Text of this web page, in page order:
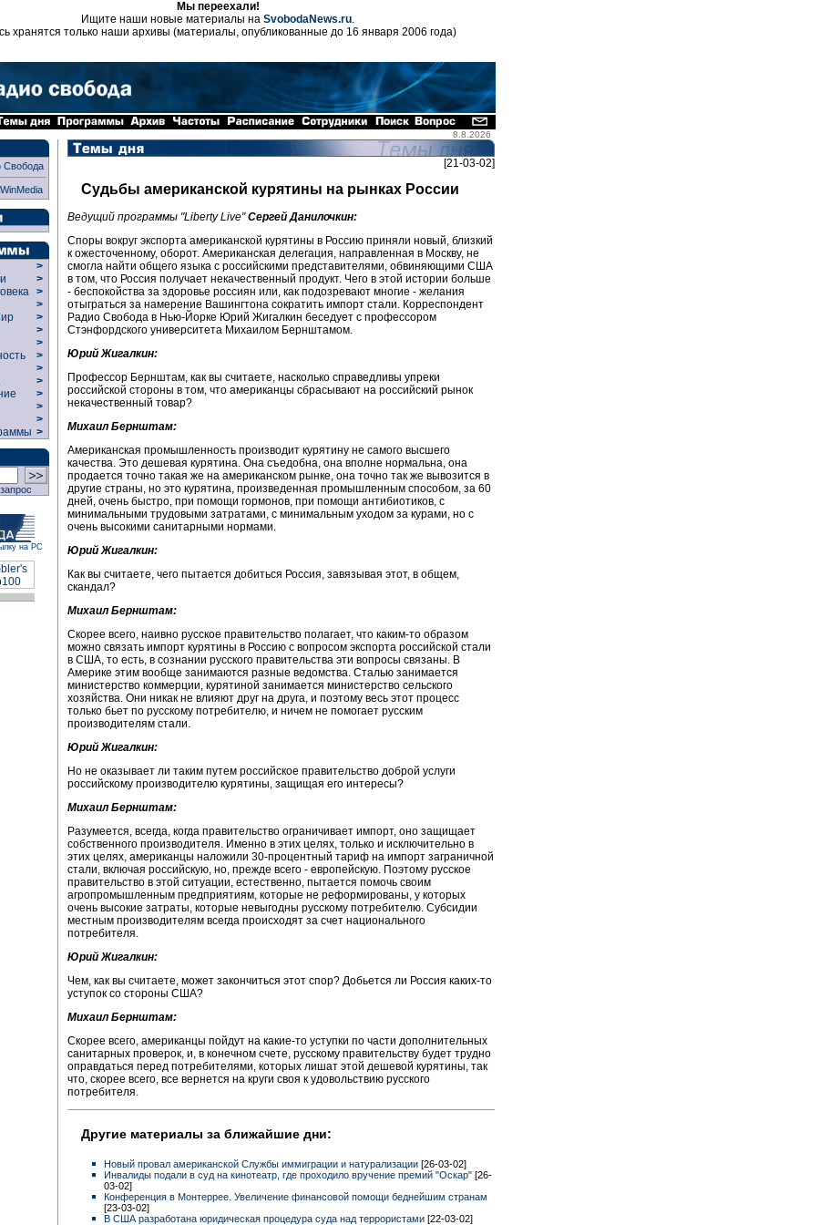
Мы переехали!
Ищите наши новые материалы на SvobodaNews.ru.
хранятся только наши архивы (материалы, опубликованные до 16 января 2006 года)
8.8.2026
Свобода
WinMedia
>
>
>
>
>
>
>
>
>
>
>
>
>
>
на РС
[21-03-02]
Судьбы американской курятины на рынках России
Ведущий программы "Liberty Live"Сергей Данилочкин:
Споры вокруг экспорта американской курятины в Россию приняли новый, близкий
к ожесточенному, оборот. Американская делегация, направленная в Москву, не
смогла найти общего языка с российскими представителями, обвиняющими США
в том, что Россия получает некачественный продукт. Чего в этой истории больше
- беспокойства за здоровье россиян или, как подозревают многие - желания
отыграться за намерение Вашингтона сократить импорт стали. Корреспондент
Радио Свобода в Нью-Йорке Юрий Жигалкин беседует с профессором
Стэнфордского университета Михаилом Бернштамом.
Юрий Жигалкин:
Профессор Бернштам, как вы считаете, насколько справедливы упреки
российской стороны в том, что американцы сбрасывают на российский рынок
некачественный товар?
Михаил Бернштам:
Американская промышленность производит курятину не самого высшего
качества. Это дешевая курятина. Она съедобна, она вполне нормальна, она
продается точно такая же на американском рынке, она точно так же вывозится в
другие страны, но это курятина, произведенная промышленным способом, за 60
дней, очень быстро, при помощи гормонов, при помощи антибиотиков, с
минимальными трудовыми затратами, с минимальным уходом за курами, но с
очень высокими санитарными нормами.
Юрий Жигалкин:
Как вы считаете, чего пытается добиться Россия, завязывая этот, в общем,
скандал?
Михаил Бернштам:
Скорее всего, наивно русское правительство полагает, что каким-то образом
можно связать импорт курятины в Россию с вопросом экспорта российской стали
в США, то есть, в сознании русского правительства эти вопросы связаны. В
Америке этим вообще занимаются разные ведомства. Сталью занимается
министерство коммерции, курятиной занимается министерство сельского
хозяйства. Они никак не влияют друг на друга, и поэтому весь этот процесс
только бьет по русскому потребителю, и ничем не помогает русским
производителям стали.
Юрий Жигалкин:
Но не оказывает ли таким путем российское правительство доброй услуги
российскому производителю курятины, защищая его интересы?
Михаил Бернштам:
Разумеется, всегда, когда правительство ограничивает импорт, оно защищает
собственного производителя. Именно в этих целях, только и исключительно в
этих целях, американцы наложили 30-процентный тариф на импорт заграничной
стали, включая российскую, но, прежде всего - европейскую. Поэтому русское
правительство в этой ситуации, естественно, пытается помочь своим
агропромышленным предприятиям, которые не реформированы, у которых
очень высокие затраты, которые невыгодны русскому потребителю. Субсидии
местным производителям всегда происходят за счет национального
потребителя.
Юрий Жигалкин:
Чем, как вы считаете, может закончиться этот спор? Добьется ли Россия каких-то
уступок со стороны США?
Михаил Бернштам:
Скорее всего, американцы пойдут на какие-то уступки по части дополнительных
санитарных проверок, и, в конечном счете, русскому правительству будет трудно
оправдаться перед потребителями, которых лишат этой дешевой курятины, так
что, скорее всего, все вернется на круги своя к удовольствию русского
потребителя.
Другие материалы за ближайшие дни:
Новый провал американской Службы иммиграции и натурализации [26-03-02]
Инвалиды подали в суд на кинотеатр, где проходило вручение премий "Оскар" [26-
03-02]
Конференция в Монтеррее. Увеличение финансовой помощи беднейшим странам
[23-03-02]
В США разработана юридическая процедура суда над террористами [22-03-02]